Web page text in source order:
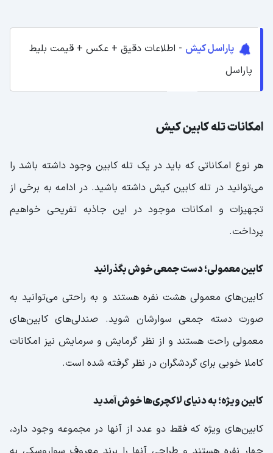
پاراسل کیش - اطلاعات دقیق + عکس + قیمت بلیط
پاراسل
امکانات تله کابین کیش
هر نوع امکاناتی که باید در یک تله کابین وجود داشته باشد را
می‌توانید در تله کابین کیش داشته باشید. در ادامه به برخی از
تجهیزات و امکانات موجود در این جاذبه تفریحی خواهیم
پرداخت.
کابین معمولی؛ دست جمعی خوش بگذرانید
کابین‌های معمولی هشت نفره هستند و به راحتی می‌توانید به
صورت دسته جمعی سوارشان شوید. صندلی‌های کابین‌های
معمولی راحت هستند و از نظر گرمایش و سرمایش نیز امکانات
کاملا خوبی برای گردشگران در نظر گرفته شده است.
کابین ویژه؛ به دنیای لاکچری‌ها خوش آمدید
کابین‌های ویژه که فقط دو عدد از آنها در مجموعه وجود دارد،